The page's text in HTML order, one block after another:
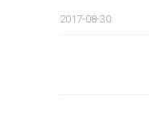
2017-08-30